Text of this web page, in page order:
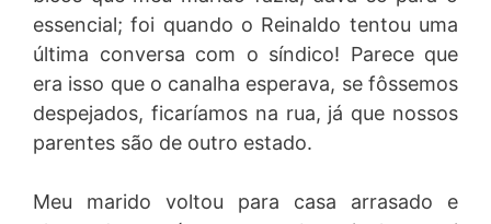
essencial; foi quando o Reinaldo tentou uma
última conversa com o síndico! Parece que
era isso que o canalha esperava, se fôssemos
despejados, ficaríamos na rua, já que nossos
parentes são de outro estado.
Meu marido voltou para casa arrasado e